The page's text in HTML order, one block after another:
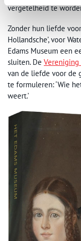
vergetelheid te
Zonder hun liefde
Hollandsche’, voor
Edams Museum een
sluiten. De Vereniging
van de liefde voor de
te formuleren: ‘Wie
weert.’